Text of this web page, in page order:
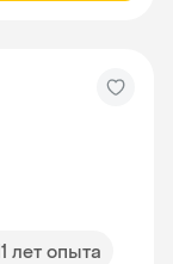
лет опыта